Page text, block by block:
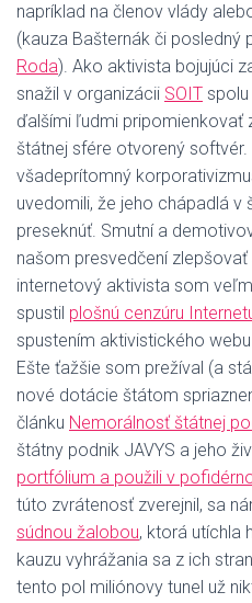
napríklad na členov vlády
(kauza Bašternák či posledný
Roda). Ako aktivista bojujúci
snažil v organizácii SOIT
ďalšími ľudmi pripomienkovať
štátnej sfére otvorený softvér.
všadeprítomný
uvedomili, že jeho chápadlá
preseknúť. Smutní a
našom presvedčení
internetový aktivista som
spustil plošnú cenzúru
spustením aktivistického webu
Ešte ťažšie som prežíval (a
nové dotácie štátom
článku Nemorálnosť štátnej
štátny podnik JAVYS a jeho
portfólium a použili v
túto zvrátenosť zverejnil, sa
súdnou žalobou, ktorá utíchla
kauzu vyhrážania sa z ich
tento pol miliónovy tunel už